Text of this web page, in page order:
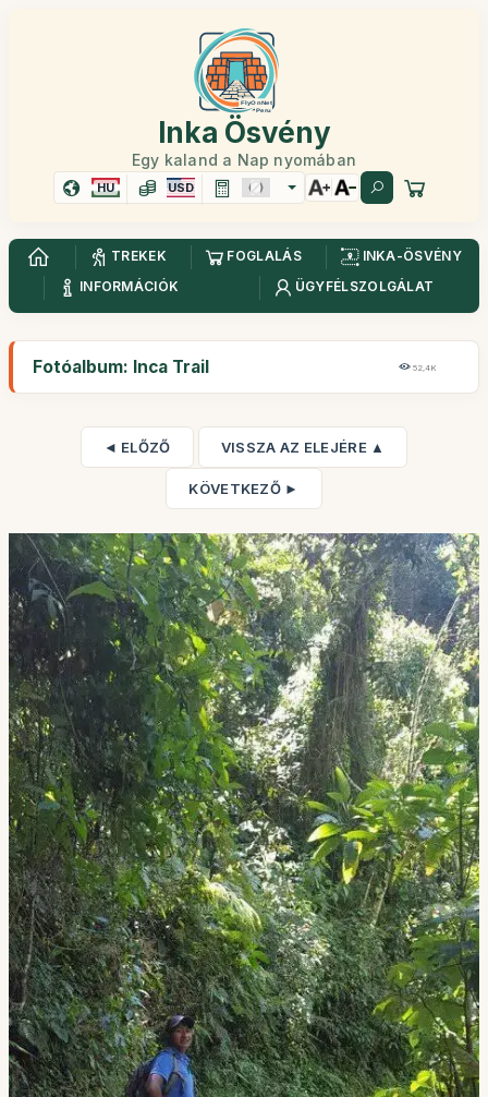
Inka Ösvény
Egy kaland a Nap nyomában
HU USD
TREKEK FOGLALÁS
INKA-ÖSVÉNY
INFORMÁCIÓK
ÜGYFÉLSZOLGÁLAT
Fotóalbum: Inca Trail 52,4K
◄ ELŐZŐ VISSZA AZ ELEJÉRE ▲
KÖVETKEZŐ ►